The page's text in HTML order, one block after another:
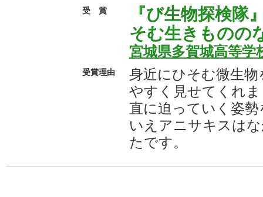
受 賞
『び生物探検隊
そむ生きものの
宮城県多賀城高等
受賞理由
身近にひそむ微生
やすく見せてくれ
直に迫っていく姿
いえアニサキスは
たです。